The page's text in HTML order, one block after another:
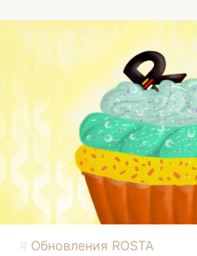
Обновления ROSTA